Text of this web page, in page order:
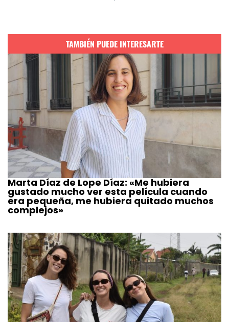
TAMBIÉN PUEDE INTERESARTE
Marta Díaz de Lope Díaz: «Me hubiera
gustado mucho ver esta película cuando
era pequeña, me hubiera quitado muchos
complejos»